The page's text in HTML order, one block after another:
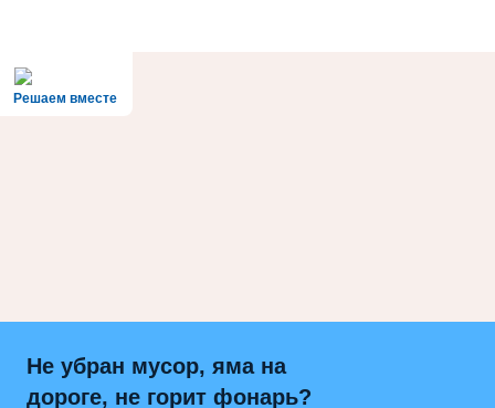
Решаем вместе
Не убран мусор, яма на
дороге, не горит фонарь?